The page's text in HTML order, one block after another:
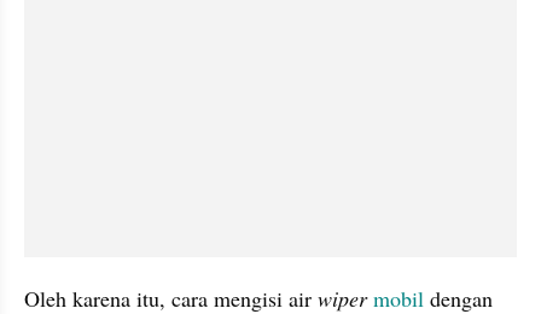
Oleh karena itu, cara mengisi air wiper mobil dengan